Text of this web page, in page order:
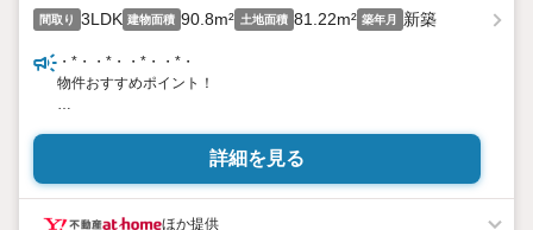
間取り 3LDK 建物面積 90.8m² 土地面積 81.22m² 築年月 新築
・*・・*・・*・・*・
物件おすすめポイント！
南海本線「浜寺公園」駅 徒歩12分
阪堺電気軌道阪堺線「浜寺駅前」駅 徒歩11分
詳細を見る
ほか提供